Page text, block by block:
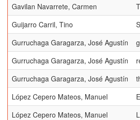
Gavilan Navarrete, Carmen
Guijarro Carril, Tino
Gurruchaga Garagarza, José Agustín
Gurruchaga Garagarza, José Agustín
Gurruchaga Garagarza, José Agustín
López Cepero Mateos, Manuel
López Cepero Mateos, Manuel